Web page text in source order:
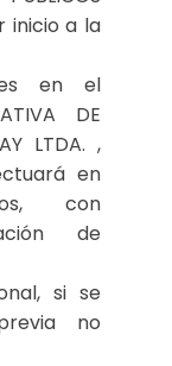
inicio a la
en el
DE
LTDA. ,
en
con
de
si se
no